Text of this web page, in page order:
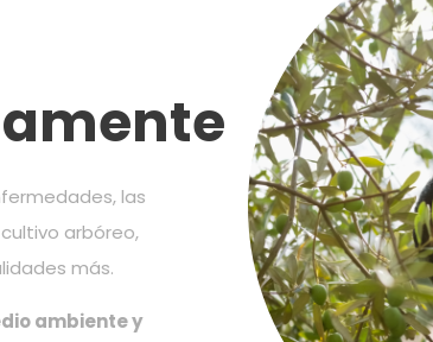
las
arbóreo,
más.
ambiente y